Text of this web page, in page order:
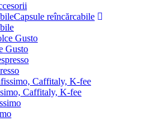
Capsule reîncărcabile
Gusto
Caffitaly, K-fee